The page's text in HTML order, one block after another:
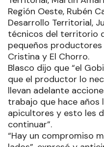
Región Oeste, Rubén
Desarrollo Territorial,
técnicos del territorio
pequeños
Cristina y El Chorro.
Blasco dijo que “el
que el productor lo
llevan adelante
trabajo que hace años
apicultores y esto les
continuar”.
“Hay un compromiso